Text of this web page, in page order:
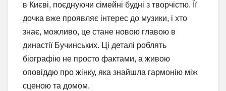
в Києві, поєднуючи сімейні будні з творчістю. Її
дочка вже проявляє інтерес до музики, і хто
знає, можливо, це стане новою главою в
династії Бучинських. Ці деталі роблять
біографію не просто фактами, а живою
оповіддю про жінку, яка знайшла гармонію між
сценою та домом.